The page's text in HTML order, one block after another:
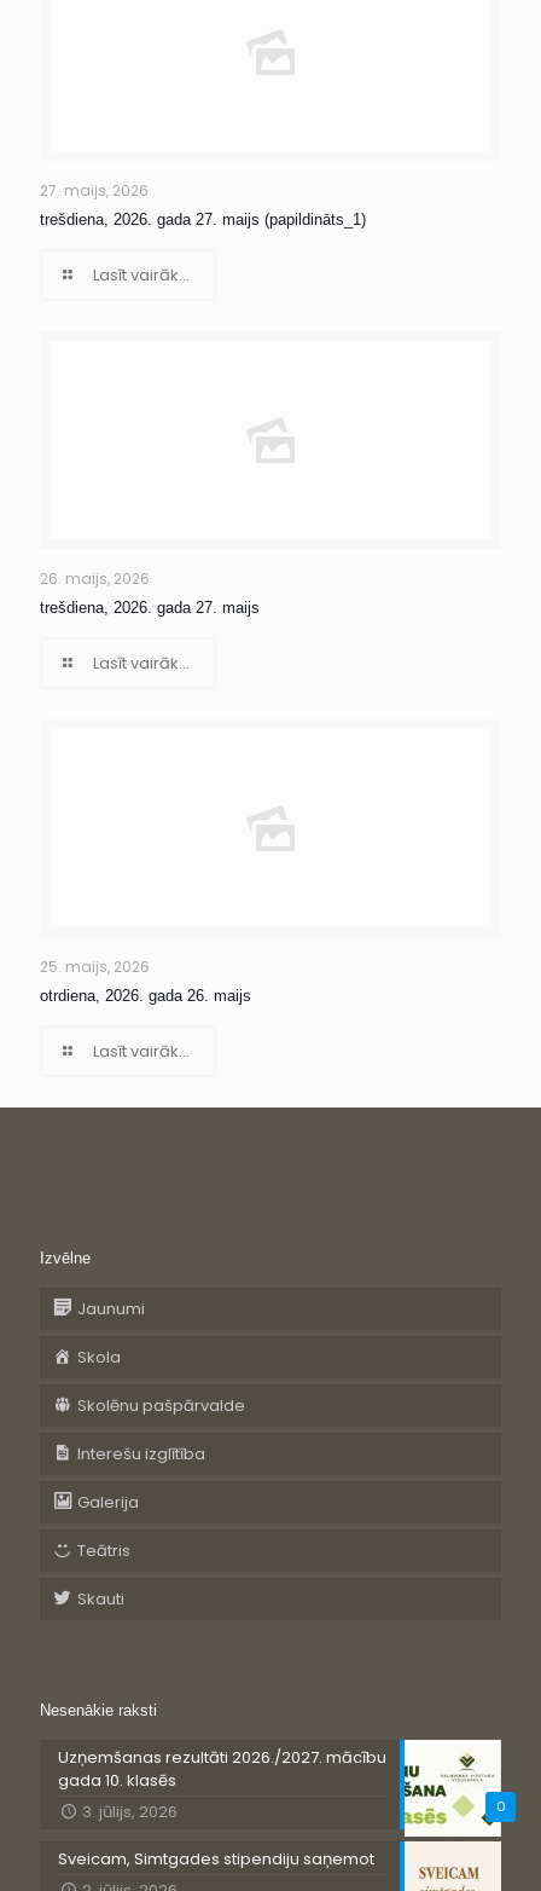
27. maijs, 2026
trešdiena, 2026. gada 27. maijs (papildināts_1)
Lasīt vairāk...
26. maijs, 2026
trešdiena, 2026. gada 27. maijs
Lasīt vairāk...
25. maijs, 2026
otrdiena, 2026. gada 26. maijs
Lasīt vairāk...
Izvēlne
Jaunumi
Skola
Skolēnu pašpārvalde
Interešu izglītība
Galerija
Teātris
Skauti
Nesenākie raksti
0
Uzņemšanas rezultāti 2026./2027. mācību
gada 10. klasēs
3. jūlijs, 2026
Sveicam, Simtgades stipendiju saņemot